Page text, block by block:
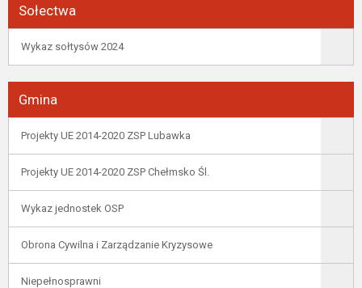
Sołectwa
Wykaz sołtysów 2024
Gmina
Projekty UE 2014-2020 ZSP Lubawka
Projekty UE 2014-2020 ZSP Chełmsko Śl.
Wykaz jednostek OSP
Obrona Cywilna i Zarządzanie Kryzysowe
Niepełnosprawni